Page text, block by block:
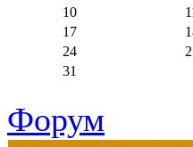
10
17
24
31
Форум